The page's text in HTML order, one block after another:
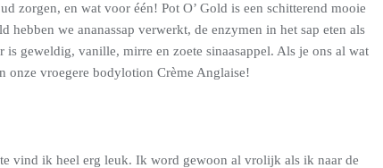
zorgen, en wat voor één! Pot O’ Gold is een schitterend mooie
hebben we ananassap verwerkt, de enzymen in het sap eten als
geweldig, vanille, mirre en zoete sinaasappel. Als je ons al wat
onze vroegere bodylotion Crème Anglaise!
vind ik heel erg leuk. Ik word gewoon al vrolijk als ik naar de